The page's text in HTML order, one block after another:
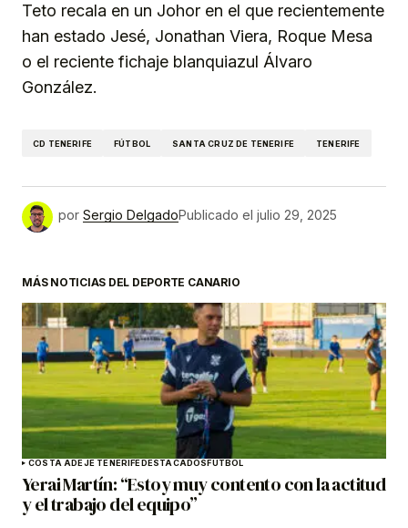
Teto recala en un Johor en el que recientemente
han estado Jesé, Jonathan Viera, Roque Mesa
o el reciente fichaje blanquiazul Álvaro
González.
CD TENERIFE FÚTBOL SANTA CRUZ DE TENERIFE TENERIFE
por Sergio DelgadoPublicado el julio 29, 2025
MÁS NOTICIAS DEL DEPORTE CANARIO
COSTA ADEJE TENERIFEDESTACADOSFÚTBOL
Yerai Martín: “Estoy muy contento con la actitud
y el trabajo del equipo”